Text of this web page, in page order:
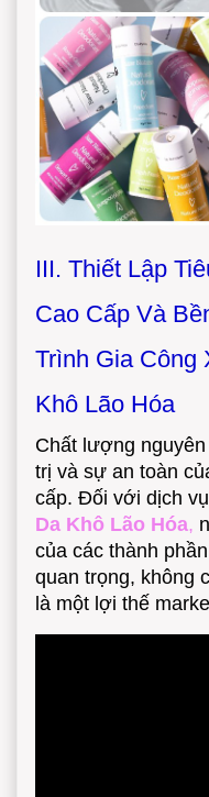
III. Thiết Lập
Cao Cấp Và
Trình Gia Công
Khô Lão Hóa
Chất lượng
trị và sự an toàn
cấp. Đối với dịch vụ
Da Khô Lão Hóa,
của các thành
quan trọng, không
là một lợi thế